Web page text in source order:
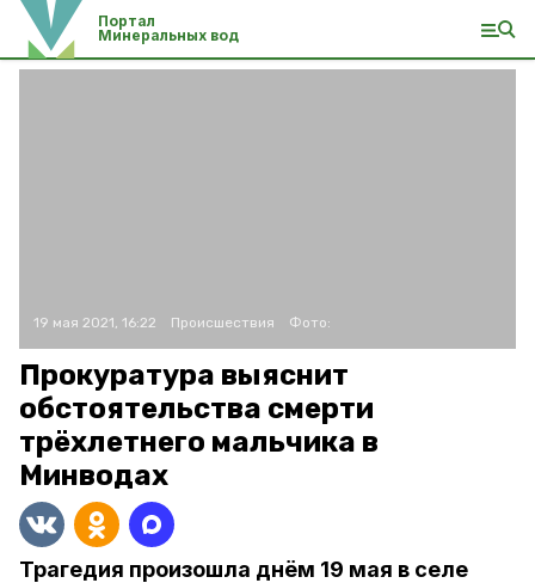
Портал
Минеральных вод
19 мая 2021, 16:22 Происшествия Фото:
Прокуратура выяснит
обстоятельства смерти
трёхлетнего мальчика в
Минводах
Трагедия произошла днём 19 мая в селе